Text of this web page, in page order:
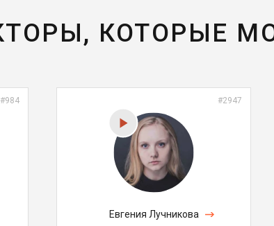
КОТОРЫЕ
#984 #2947
Евгения Лучникова